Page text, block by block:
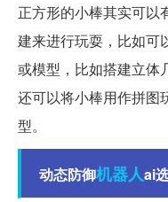
正方形的小棒其实可以
建来进行玩耍，比如可
或模型，比如搭建立体
还可以将小棒用作拼图
型。
动态防御机器人ai